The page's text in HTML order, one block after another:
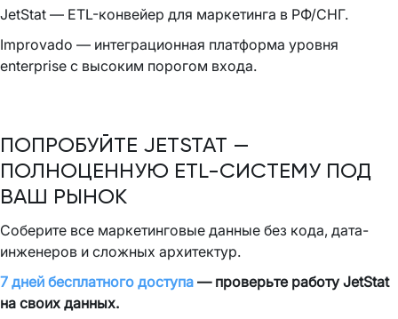
JetStat — ETL-конвейер для маркетинга в РФ/СНГ.
Improvado — интеграционная платформа уровня
enterprise с высоким порогом входа.
ПОПРОБУЙТЕ JETSTAT —
ПОЛНОЦЕННУЮ ETL-СИСТЕМУ ПОД
ВАШ РЫНОК
Соберите все маркетинговые данные без кода, дата-
инженеров и сложных архитектур.
7 дней бесплатного доступа — проверьте работу JetStat
на своих данных.